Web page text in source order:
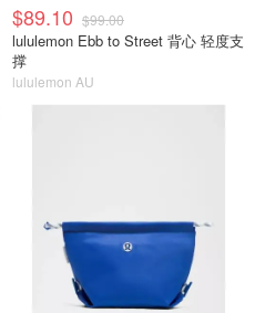
$89.10 $99.00
lululemon Ebb to Street 背心 轻度支
撑
lululemon AU